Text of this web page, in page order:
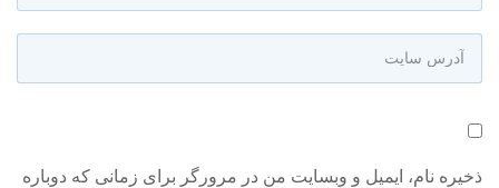
ذخیره نام، ایمیل و وبسایت من در مرورگر برای زمانی که دوباره